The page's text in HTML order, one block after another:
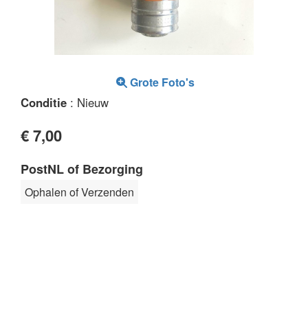
Grote Foto's
Conditie : Nieuw
€ 7,00
PostNL of Bezorging
Ophalen of Verzenden